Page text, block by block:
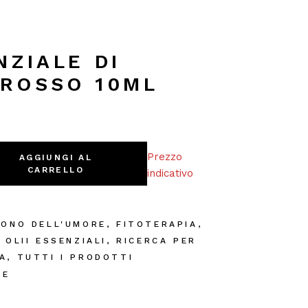
DI
10ML
10ml quantity
AGGIUNGI AL
CARRELLO
Prezzo
indicativo
DELL'UMORE ,FITOTERAPIA ,
OLII ESSENZIALI ,RICERCA PER
, TUTTI I PRODOTTI